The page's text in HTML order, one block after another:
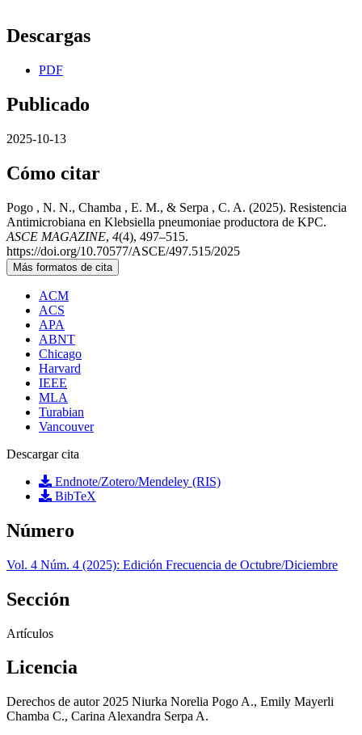
Descargas
PDF
Publicado
2025-10-13
Cómo citar
Pogo , N. N., Chamba , E. M., & Serpa , C. A. (2025). Resistencia
Antimicrobiana en Klebsiella pneumoniae productora de KPC.
ASCE MAGAZINE, 4(4), 497–515.
https://doi.org/10.70577/ASCE/497.515/2025
Más formatos de cita
ACM
ACS
APA
ABNT
Chicago
Harvard
IEEE
MLA
Turabian
Vancouver
Descargar cita
Endnote/Zotero/Mendeley (RIS)
BibTeX
Número
Vol. 4 Núm. 4 (2025): Edición Frecuencia de Octubre/Diciembre
Sección
Artículos
Licencia
Derechos de autor 2025 Niurka Norelia Pogo A., Emily Mayerli
Chamba C., Carina Alexandra Serpa A.